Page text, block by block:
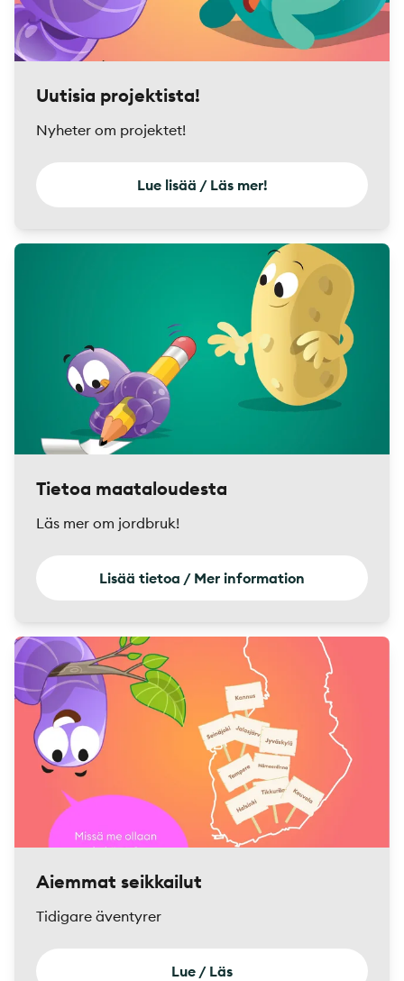
Uutisia projektista!
Nyheter om projektet!
Lue lisää / Läs mer!
Tietoa maataloudesta
Läs mer om jordbruk!
Lisää tietoa / Mer information
Aiemmat seikkailut
Tidigare äventyrer
Lue / Läs